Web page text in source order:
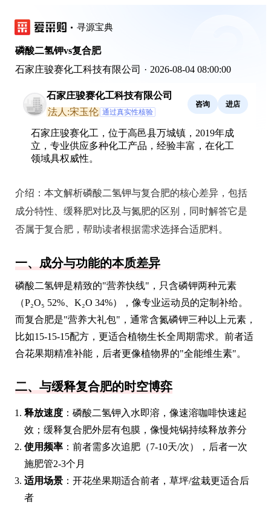
寻源宝典
磷酸二氢钾vs复合肥
石家庄骏赛化工科技有限公司 · 2026-08-04 08:00:00
石家庄骏赛化工科技有限公司
法人:宋玉伦 通过真实性核验
咨询 进店
石家庄骏赛化工，位于高邑县万城镇，2019年成
立，专业供应多种化工产品，经验丰富，在化工
领域具权威性。
介绍： 本文解析磷酸二氢钾与复合肥的核心差异，包括
成分特性、缓释肥对比及与氮肥的区别，同时解答它是
否属于复合肥，帮助读者根据需求选择合适肥料。
一、成分与功能的本质差异
磷酸二氢钾是精致的"营养快线"，只含磷钾两种元素
（P₂O₅ 52%、K₂O 34%），像专业运动员的定制补给。
而复合肥是"营养大礼包"，通常含氮磷钾三种以上元素，
比如15-15-15配方，更适合植物生长全周期需求。前者适
合花果期精准补能，后者更像植物界的"全能维生素"。
二、与缓释复合肥的时空博弈
释放速度 ：磷酸二氢钾入水即溶，像速溶咖啡快速起
效；缓释复合肥外层有包膜，像慢炖锅持续释放养分
使用频率 ：前者需多次追肥（7-10天/次），后者一次
施肥管2-3个月
适用场景 ：开花坐果期适合前者，草坪/盆栽更适合后
者